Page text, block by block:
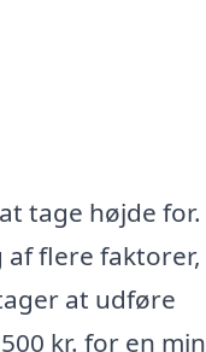
tage højde for.
flere faktorer,
at udføre
kr. for en